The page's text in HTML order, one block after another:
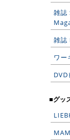
雑
雑
ワー
DVD
■グッ